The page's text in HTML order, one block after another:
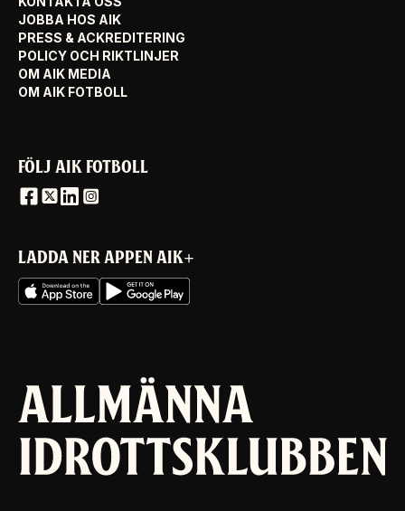
JOBBA HOS AIK
PRESS & ACKREDITERING
POLICY OCH RIKTLINJER
OM AIK MEDIA
OM AIK FOTBOLL
FÖLJ AIK FOTBOLL
LADDA NER APPEN AIK+